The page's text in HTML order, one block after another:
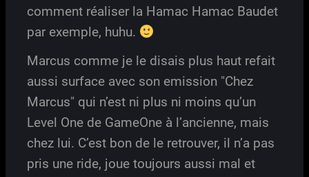
comment réaliser la Hamac Hamac Baudet
par exemple, huhu.
Marcus comme je le disais plus haut refait
aussi surface avec son emission "Chez
Marcus" qui n’est ni plus ni moins qu’un
Level One de GameOne à l’ancienne, mais
chez lui. C’est bon de le retrouver, il n’a pas
pris une ride, joue toujours aussi mal et